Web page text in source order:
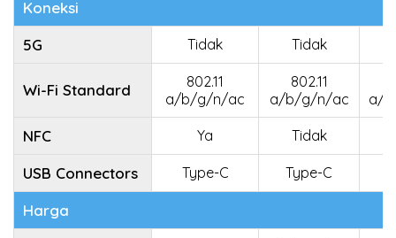
Koneksi
5G
Tidak Tidak
Wi-Fi Standard
802.11
a/b/g/n/ac
802.11
a/b/g/n/ac
a/
NFC Ya Tidak
USB Connectors Type-C Type-C
Harga